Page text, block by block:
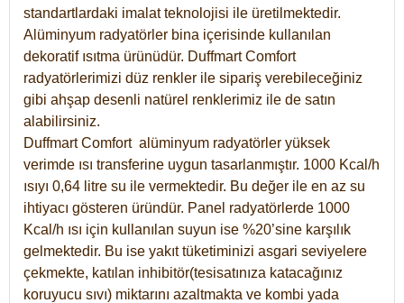
standartlardaki imalat teknolojisi ile üretilmektedir.
Alüminyum radyatörler bina içerisinde kullanılan
dekoratif ısıtma ürünüdür. Duffmart Comfort
radyatörlerimizi düz renkler ile sipariş verebileceğiniz
gibi ahşap desenli natürel renklerimiz ile de satın
alabilirsiniz.
Duffmart Comfort alüminyum radyatörler yüksek
verimde ısı transferine uygun tasarlanmıştır. 1000 Kcal/h
ısıyı 0,64 litre su ile vermektedir. Bu değer ile en az su
ihtiyacı gösteren üründür. Panel radyatörlerde 1000
Kcal/h ısı için kullanılan suyun ise %20’sine karşılık
gelmektedir. Bu ise yakıt tüketiminizi asgari seviyelere
çekmekte, katılan inhibitör(tesisatınıza katacağınız
koruyucu sıvı) miktarını azaltmakta ve kombi yada